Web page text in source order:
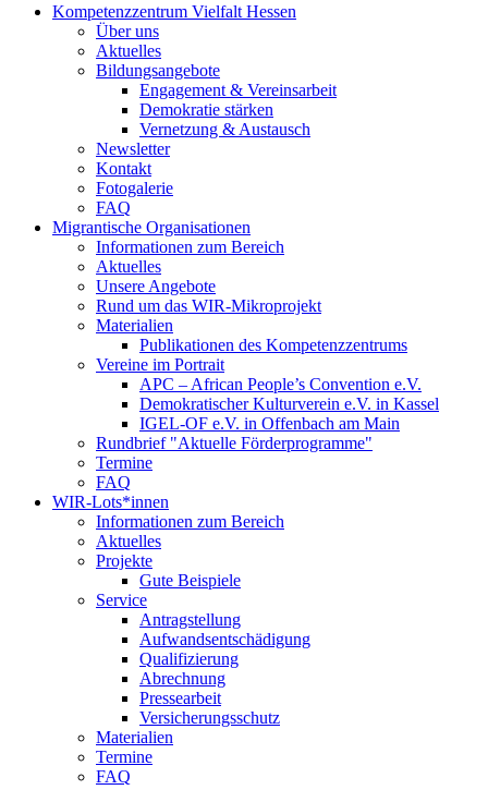
Kompetenzzentrum Vielfalt Hessen
Über uns
Aktuelles
Bildungsangebote
Engagement & Vereinsarbeit
Demokratie stärken
Vernetzung & Austausch
Newsletter
Kontakt
Fotogalerie
FAQ
Migrantische Organisationen
Informationen zum Bereich
Aktuelles
Unsere Angebote
Rund um das WIR-Mikroprojekt
Materialien
Publikationen des Kompetenzzentrums
Vereine im Portrait
APC – African People’s Convention e.V.
Demokratischer Kulturverein e.V. in Kassel
IGEL-OF e.V. in Offenbach am Main
Rundbrief "Aktuelle Förderprogramme"
Termine
FAQ
WIR-Lots*innen
Informationen zum Bereich
Aktuelles
Projekte
Gute Beispiele
Service
Antragstellung
Aufwandsentschädigung
Qualifizierung
Abrechnung
Pressearbeit
Versicherungsschutz
Materialien
Termine
FAQ